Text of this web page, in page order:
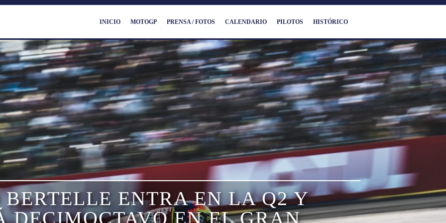
INICIO MOTOGP PRENSA / FOTOS CALENDARIO PILOTOS HISTÓRICO
BERTELLE ENTRA EN LA Q2 Y
DECIMOCTAVO EN EL GRAN